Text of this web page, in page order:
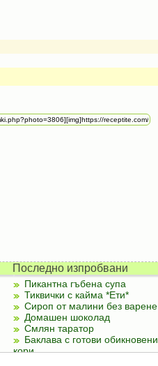
Последно изпробвани
Пикантна гъбена супа
Тиквички с кайма *Ети*
Сироп от малини без варене
Домашен шоколад
Смлян таратор
Баклава с готови обикновени
кори